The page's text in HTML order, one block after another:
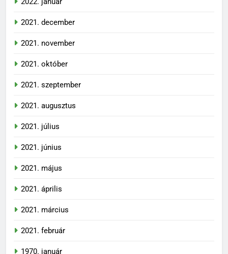
2021. december
2021. november
2021. október
2021. szeptember
2021. augusztus
2021. július
2021. június
2021. május
2021. április
2021. március
2021. február
1970. január